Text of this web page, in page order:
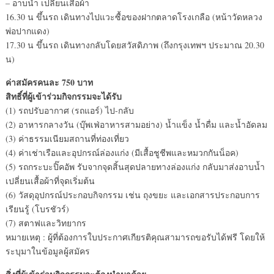
– อาบน้ำ เปลี่ยนเสื้อผ้า
16.30 น ขึ้นรถ เดินทางไปแวะซื้อของฝากตลาดโรงเกลือ (หน้าวัดหลวง
พ่อปากแดง)
17.30 น ขึ้นรถ เดินทางกลับโดยสวัสดิภาพ (ถึงกรุงเทพฯ ประมาณ 20.30
น)
ค่าสมัครคนละ 750 บาท
สิทธิ์ที่ผู้เข้าร่วมกิจกรรมจะได้รับ
(1) รถปรับอากาศ (รถแอร์) ไป-กลับ
(2) อาหารกลางวัน (บุ๊พเฟ่อาหารสามอย่าง) น้ำแข็ง น้ำดื่ม และน้ำอัดลม
(3) ค่าธรรมเนียมสถานที่ท่องเที่ยว
(4) ค่าเช่าเรือและอุปกรณ์ล่องแก่ง (มีเสื้อชูชีพและหมวกกันน็อค)
(5) รถกระบะปิ๊คอัพ รับจากจุดสิ้นสุดปลายทางล่องแก่ง กลับมาส่งอาบน้ำ
เปลี่ยนเสื้อผ้าที่จุดเริ่มต้น
(6) วัสดุอุปกรณ์ประกอบกิจกรรม เช่น ถุงขยะ และเอกสารประกอบการ
เรียนรู้ (โบรชัวร์)
(7) สตาฟและวิทยากร
หมายเหตุ : ผู้ที่ต้องการใบประกาศเกียรติคุณสามารถขอรับได้ฟรี โดยให้
ระบุมาในข้อมูลผู้สมัคร